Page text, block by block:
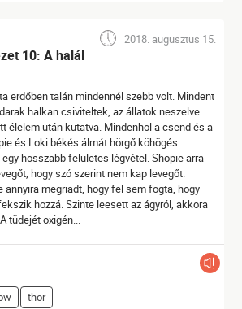
2018. augusztus 15.
10: A halál
erdőben talán mindennél szebb volt. Mindent
halkan csiviteltek, az állatok neszelve
élelem után kutatva. Mindenhol a csend és a
és Loki békés álmát hörgő köhögés
hosszabb felületes légvétel. Shopie arra
hogy szó szerint nem kap levegőt.
annyira megriadt, hogy fel sem fogta, hogy
hozzá. Szinte leesett az ágyról, akkora
tüdejét oxigén...
thor